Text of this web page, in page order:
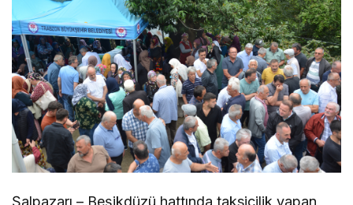
Şalpazarı – Beşikdüzü hattında taksicilik yapan